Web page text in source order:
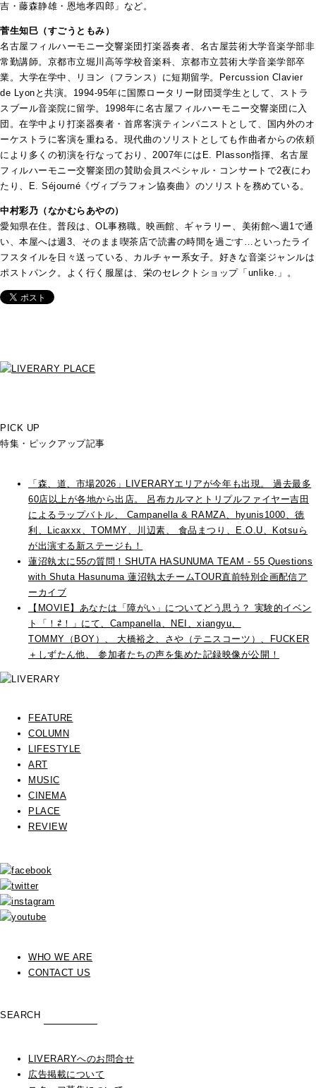
吉・藤森静雄・恩地孝四郎」など。
菅生知巳（すごうともみ）
名古屋フィルハーモニー交響楽団打楽器奏者、名古屋芸術大学音楽学部非
常勤講師。京都市立堀川高等学校音楽科、京都市立芸術大学音楽学部卒
業。大学在学中、リヨン（フランス）に短期留学。Percussion Clavier
de Lyonと共演。1994-95年に国際ロータリー財団奨学生として、ストラ
スブール音楽院に留学。1998年に名古屋フィルハーモニー交響楽団に入
団。在学中より打楽器奏者・首席客演ティンパニストとして、国内外のオ
ーケストラに客演を重ねる。現代曲のソリストとしても作曲者からの依頼
により多くの初演を行なっており、2007年にはE. Plasson指揮、名古屋
フィルハーモニー交響楽団の賛助会員スペシャル・コンサートで2夜にわ
たり、E. Séjourné《ヴィブラフォン協奏曲》のソリストを務めている。
中村彩乃（なかむらあやの）
愛知県在住。普段は、OL事務職。映画館、ギャラリー、美術館へ週1で通
い、本屋へは週3、そのまま喫茶店で読書の時間を過ごす…といったライ
フスタイルを日々送っている、カルチャー系女子。好きな音楽ジャンルは
ポストパンク。よく行く服屋は、栄のセレクトショップ「unlike.」。
PICK UP
特集・ピックアップ記事
「森、道、市場2026」LIVERARYエリアが今年も出現。 過去最多
60店以上が各地から出店。 呂布カルマとトリプルファイヤー吉田
によるラップバトル、 Campanella & RAMZA、hyunis1000、徳
利、Licaxxx、TOMMY、川辺素、 食品まつり、E.O.U、Kotsuら
が出演する新ステージも！
蓮沼執太に55の質問！SHUTA HASUNUMA TEAM - 55 Questions
with Shuta Hasunuma 蓮沼執太チームTOUR直前特別企画配信ア
ーカイブ
【MOVIE】あなたは「障がい」についてどう思う？ 実験的イベン
ト「！⇄！」にて、Campanella、NEI、xiangyu、
TOMMY（BOY）、 大橋裕之、さや（テニスコーツ）、FUCKER
＋しずたん他、 参加者たちの声を集めた記録映像が公開！
FEATURE
COLUMN
LIFESTYLE
ART
MUSIC
CINEMA
PLACE
REVIEW
WHO WE ARE
CONTACT US
SEARCH
LIVERARYへのお問合せ
広告掲載について